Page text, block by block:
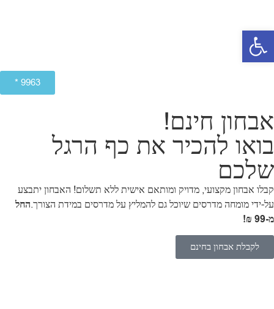
פתח סרגל נגישות
9963 *
אבחון חינם!
בואו להכיר את כף הרגל
שלכם
קבלו אבחון מקצועי, מדויק ומותאם אישית ללא תשלום! האבחון יתבצע
על-ידי מומחה מדרסים שיוכל גם להמליץ על מדרסים במידת הצורך.החל
מ-99 ₪!
לקבלת אבחון בחינם